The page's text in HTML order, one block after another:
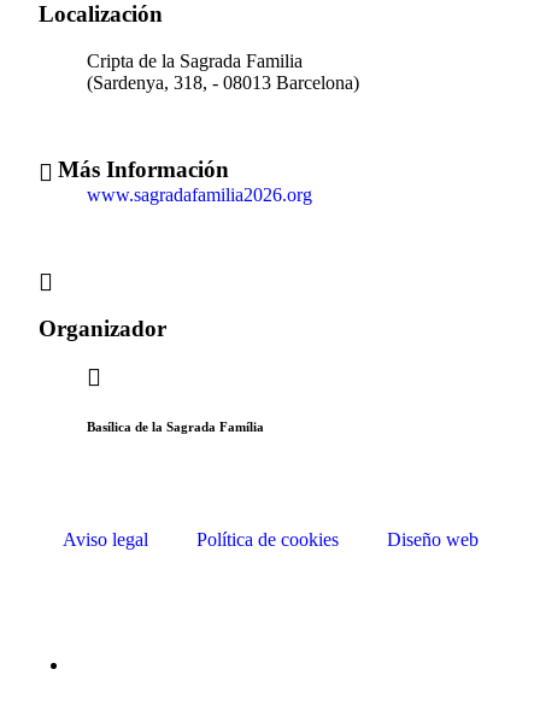
Localización
Cripta de la Sagrada Familia
(Sardenya, 318, - 08013 Barcelona)
Más Información
www.sagradafamilia2026.org
Organizador
Basílica de la Sagrada Família
Aviso legal Política de cookies Diseño web